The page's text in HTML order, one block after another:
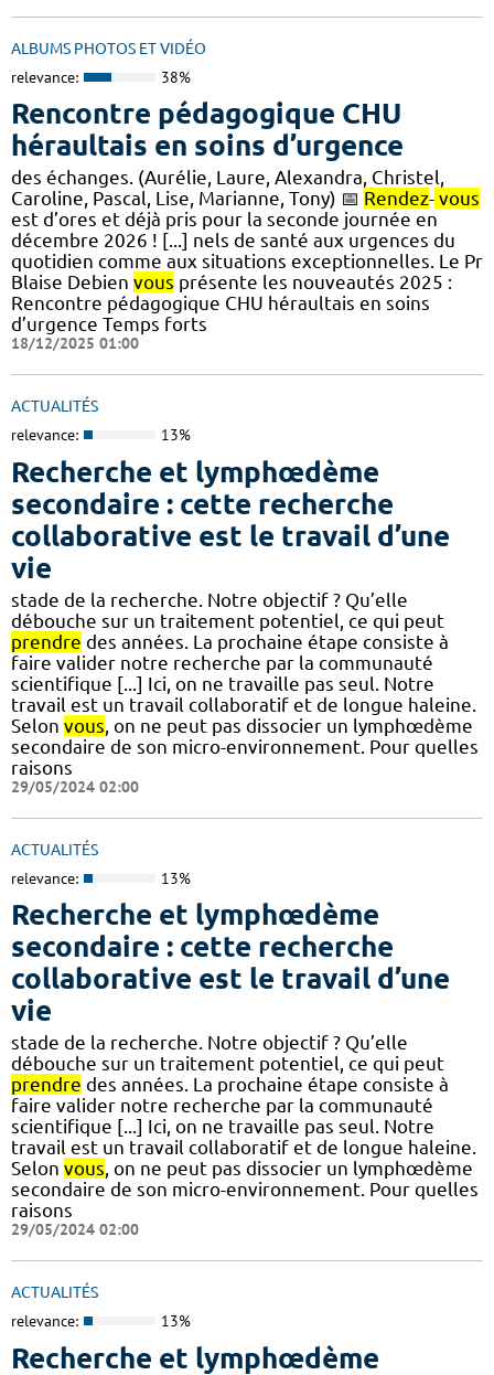
ALBUMS PHOTOS ET VIDÉO
relevance: 38%
Rencontre pédagogique CHU
héraultais en soins d’urgence
des échanges. (Aurélie, Laure, Alexandra, Christel,
Caroline, Pascal, Lise, Marianne, Tony) 📅 Rendez- vous
est d’ores et déjà pris pour la seconde journée en
décembre 2026 ! [...] nels de santé aux urgences du
quotidien comme aux situations exceptionnelles. Le Pr
Blaise Debien vous présente les nouveautés 2025​ :
Rencontre pédagogique CHU héraultais en soins
d’urgence Temps forts
18/12/2025 01:00
ACTUALITÉS
relevance: 13%
Recherche et lymphœdème
secondaire : cette recherche
collaborative est le travail d’une
vie
stade de la recherche. Notre objectif ? Qu’elle
débouche sur un traitement potentiel, ce qui peut
prendre des années. La prochaine étape consiste à
faire valider notre recherche par la communauté
scientifique [...] Ici, on ne travaille pas seul. Notre
travail est un travail collaboratif et de longue haleine.
Selon vous, on ne peut pas dissocier un lymphœdème
secondaire de son micro-environnement. Pour quelles
raisons
29/05/2024 02:00
ACTUALITÉS
relevance: 13%
Recherche et lymphœdème
secondaire : cette recherche
collaborative est le travail d’une
vie
stade de la recherche. Notre objectif ? Qu’elle
débouche sur un traitement potentiel, ce qui peut
prendre des années. La prochaine étape consiste à
faire valider notre recherche par la communauté
scientifique [...] Ici, on ne travaille pas seul. Notre
travail est un travail collaboratif et de longue haleine.
Selon vous, on ne peut pas dissocier un lymphœdème
secondaire de son micro-environnement. Pour quelles
raisons
29/05/2024 02:00
ACTUALITÉS
relevance: 13%
Recherche et lymphœdème